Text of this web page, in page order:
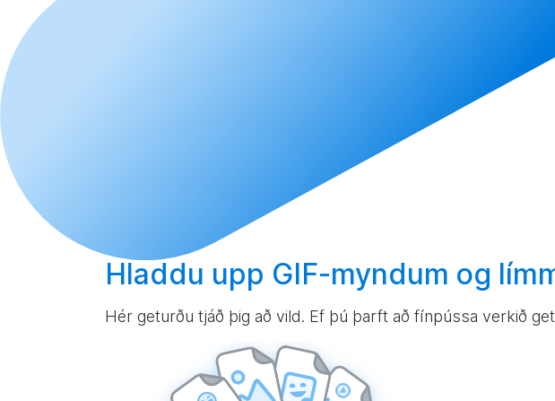
Hladdu upp GIF-myndum og
Hér geturðu tjáð þig að vild. Ef þú þarft að fínpússa verkið